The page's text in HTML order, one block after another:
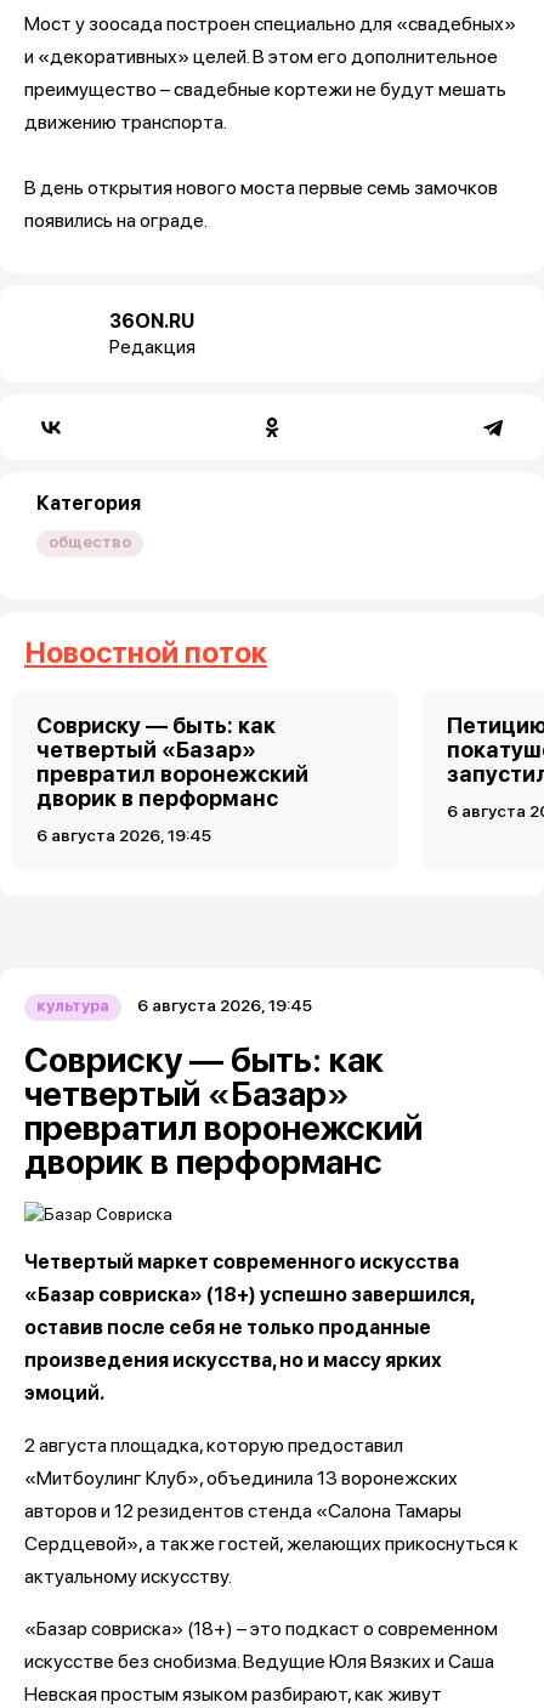
Мост у зоосада построен специально для «свадебных»
и «декоративных» целей. В этом его дополнительное
преимущество – свадебные кортежи не будут мешать
движению транспорта.
В день открытия нового моста первые семь замочков
появились на ограде.
36ON.RU
Редакция
Категория
общество
Новостной поток
Совриску — быть: как
четвертый «Базар»
превратил воронежский
дворик в перформанс
6 августа 2026, 19:45
6 августа
культура 6 августа 2026, 19:45
Совриску — быть: как
четвертый «Базар»
превратил воронежский
дворик в перформанс
Четвертый маркет современного искусства
«Базар совриска» (18+) успешно завершился,
оставив после себя не только проданные
произведения искусства, но и массу ярких
эмоций.
2 августа площадка, которую предоставил
«Митбоулинг Клуб», объединила 13 воронежских
авторов и 12 резидентов стенда «Салона Тамары
Сердцевой», а также гостей, желающих прикоснуться к
актуальному искусству.
«Базар совриска» (18+) – это подкаст о современном
искусстве без снобизма. Ведущие Юля Вязких и Саша
Невская простым языком разбирают, как живут